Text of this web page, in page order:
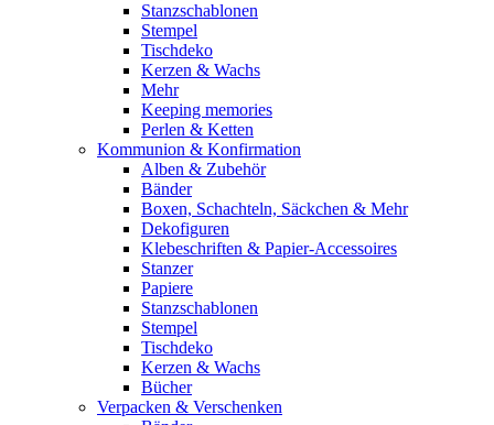
Stanzschablonen
Stempel
Tischdeko
Kerzen & Wachs
Mehr
Keeping memories
Perlen & Ketten
Kommunion & Konfirmation
Alben & Zubehör
Bänder
Boxen, Schachteln, Säckchen & Mehr
Dekofiguren
Klebeschriften & Papier-Accessoires
Stanzer
Papiere
Stanzschablonen
Stempel
Tischdeko
Kerzen & Wachs
Bücher
Verpacken & Verschenken